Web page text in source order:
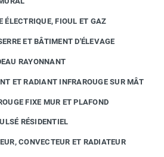
ÉLECTRIQUE, FIOUL ET GAZ
ET BÂTIMENT D'ÉLEVAGE
RAYONNANT
ET RADIANT INFRAROUGE SUR MÂT
FIXE MUR ET PLAFOND
RÉSIDENTIEL
CONVECTEUR ET RADIATEUR